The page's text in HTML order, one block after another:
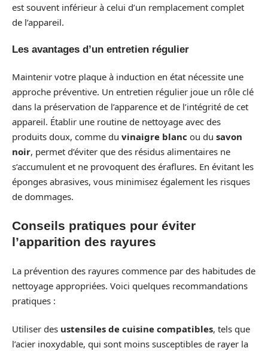
est souvent inférieur à celui d’un remplacement complet
de l’appareil.
Les avantages d’un entretien régulier
Maintenir votre plaque à induction en état nécessite une
approche préventive. Un entretien régulier joue un rôle clé
dans la préservation de l’apparence et de l’intégrité de cet
appareil. Établir une routine de nettoyage avec des
produits doux, comme du vinaigre blanc ou du savon
noir, permet d’éviter que des résidus alimentaires ne
s’accumulent et ne provoquent des éraflures. En évitant les
éponges abrasives, vous minimisez également les risques
de dommages.
Conseils pratiques pour éviter
l’apparition des rayures
La prévention des rayures commence par des habitudes de
nettoyage appropriées. Voici quelques recommandations
pratiques :
Utiliser des ustensiles de cuisine compatibles, tels que
l’acier inoxydable, qui sont moins susceptibles de rayer la